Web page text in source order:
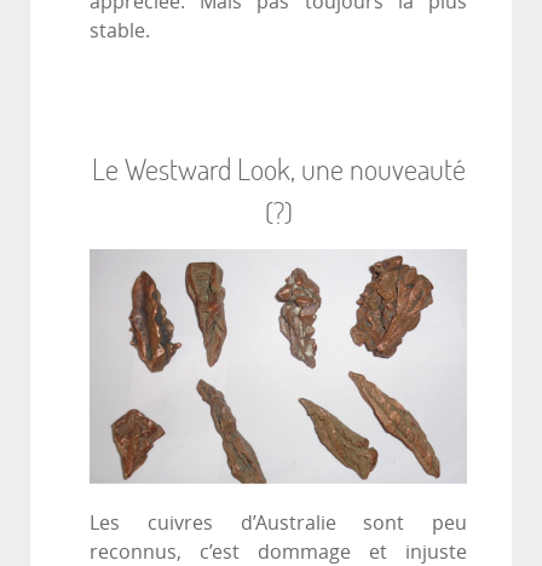
stable.
Le Westward Look, une nouveauté
(?)
Les cuivres d’Australie sont peu
reconnus, c’est dommage et injuste